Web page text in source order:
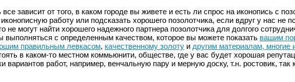
зависит от того, в каком городе вы живете и есть ли спрос на иконопись с
работу или подсказать хорошего позолотчика, если вдруг у нас не
не могут найти хорошего надежного партнера позолотчика для долгого
с определенным качеством, которое вы можете показать вашим
правильным левкасом, качественному золоту и другим материалам, многие
в каком-то местном коммьюнити, обществе, где у вас будет хорошая
вариантов работ, например, венчальную пару и мерную доску, т.н. ростовик,